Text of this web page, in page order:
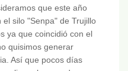
que este año
silo "Senpa" de Trujillo
ya que coincidió con el
quisimos generar
Así que pocos días